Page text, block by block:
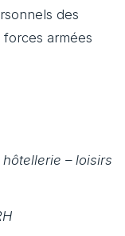
des
armées
– loisirs